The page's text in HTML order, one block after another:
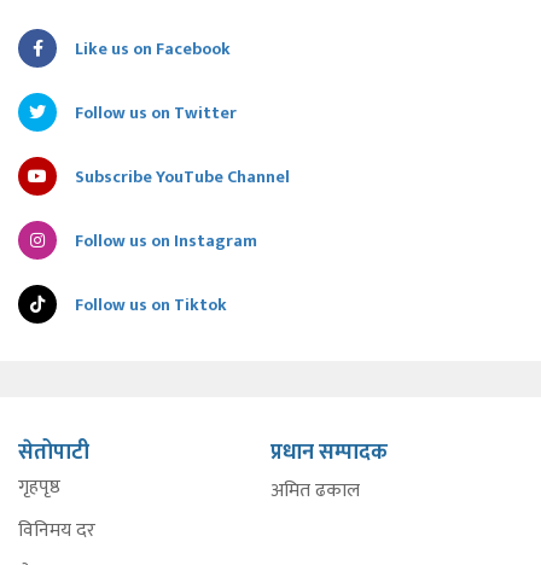
Like us on Facebook
Follow us on Twitter
Subscribe YouTube Channel
Follow us on Instagram
Follow us on Tiktok
सेतोपाटी
गृहपृष्ठ
विनिमय दर
प्रधान सम्पादक
अमित ढकाल